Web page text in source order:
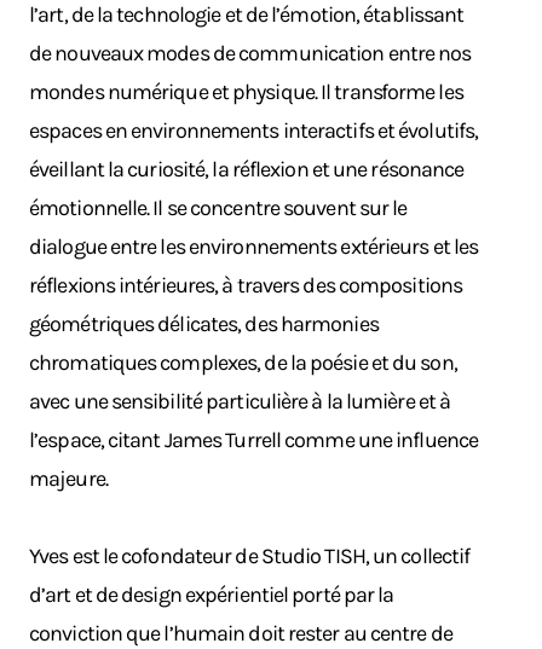
l’art, de la technologie et de l’émotion, établissant
de nouveaux modes de communication entre nos
mondes numérique et physique. Il transforme les
espaces en environnements interactifs et évolutifs,
éveillant la curiosité, la réflexion et une résonance
émotionnelle. Il se concentre souvent sur le
dialogue entre les environnements extérieurs et les
réflexions intérieures, à travers des compositions
géométriques délicates, des harmonies
chromatiques complexes, de la poésie et du son,
avec une sensibilité particulière à la lumière et à
l’espace, citant James Turrell comme une influence
majeure.
Yves est le cofondateur de Studio TISH, un collectif
d’art et de design expérientiel porté par la
conviction que l’humain doit rester au centre de